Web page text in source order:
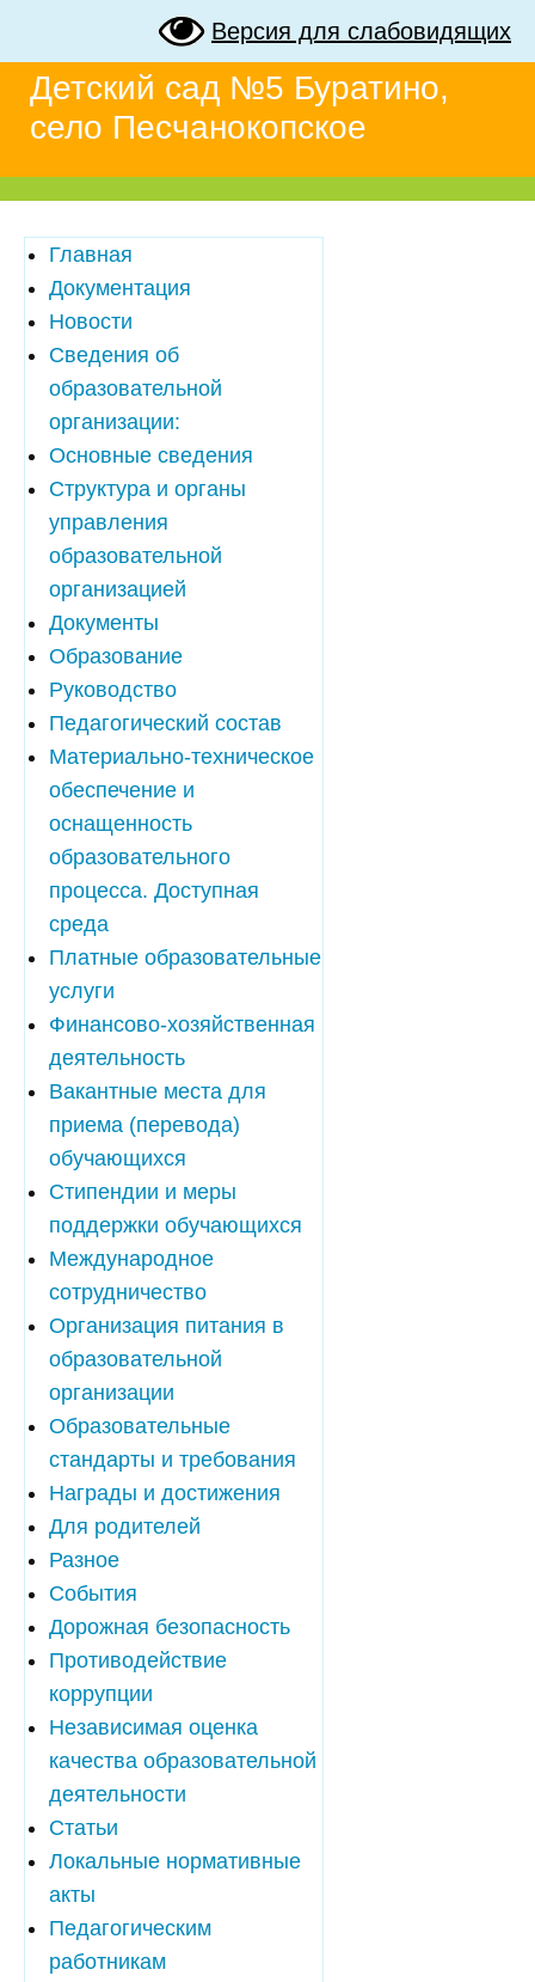
Версия для слабовидящих
Детский сад №5 Буратино,
село Песчанокопское
Главная
Документация
Новости
Сведения об
образовательной
организации:
Основные сведения
Структура и органы
управления
образовательной
организацией
Документы
Образование
Руководство
Педагогический состав
Материально-техническое
обеспечение и
оснащенность
образовательного
процесса. Доступная
среда
Платные образовательные
услуги
Финансово-хозяйственная
деятельность
Вакантные места для
приема (перевода)
обучающихся
Стипендии и меры
поддержки обучающихся
Международное
сотрудничество
Организация питания в
образовательной
организации
Образовательные
стандарты и требования
Награды и достижения
Для родителей
Разное
События
Дорожная безопасность
Противодействие
коррупции
Независимая оценка
качества образовательной
деятельности
Статьи
Локальные нормативные
акты
Педагогическим
работникам